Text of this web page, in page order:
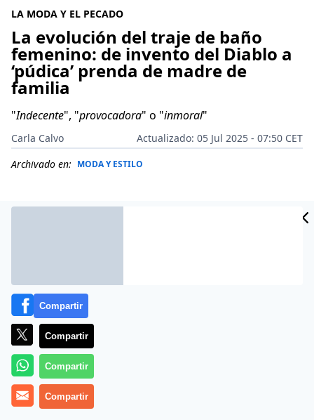
LA MODA Y EL PECADO
La evolución del traje de baño
femenino: de invento del Diablo a
‘púdica’ prenda de madre de
familia
"Indecente", "provocadora" o "inmoral"
Carla Calvo
Actualizado: 05 Jul 2025 - 07:50 CET
Archivado en: MODA Y ESTILO
Más información
Compartir
Compartir
Compartir
Compartir